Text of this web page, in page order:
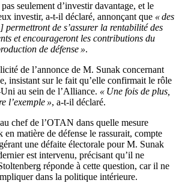
seulement d’investir davantage, et le
investir, a-t-il déclaré, annonçant que « des
de s’assurer la rentabilité des
et encourageront les contributions du
de défense ».
de l’annonce de M. Sunak concernant
insistant sur le fait qu’elle confirmait le rôle
au sein de l’Alliance. « Une fois de plus,
l’exemple », a-t-il déclaré.
chef de l’OTAN dans quelle mesure
en matière de défense le rassurait, compte
une défaite électorale pour M. Sunak
est intervenu, précisant qu’il ne
réponde à cette question, car il ne
dans la politique intérieure.